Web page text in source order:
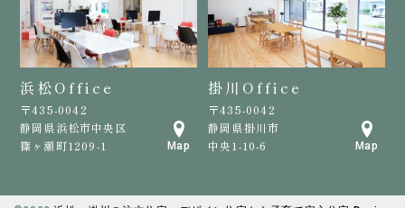
浜松Office
〒435-0042
静岡県浜松市中央区
篠ヶ瀬町1209-1
Map
掛川Office
〒435-0042
静岡県掛川市
中央1-10-6
Map